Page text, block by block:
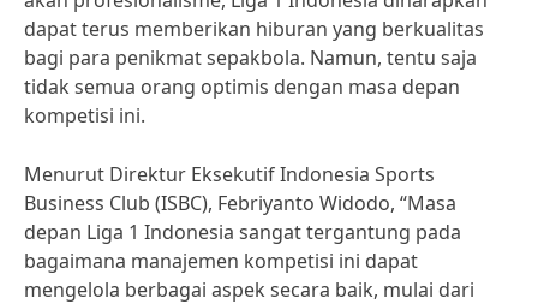
dapat terus memberikan hiburan yang berkualitas
bagi para penikmat sepakbola. Namun, tentu saja
tidak semua orang optimis dengan masa depan
kompetisi ini.
Menurut Direktur Eksekutif Indonesia Sports
Business Club (ISBC), Febriyanto Widodo, “Masa
depan Liga 1 Indonesia sangat tergantung pada
bagaimana manajemen kompetisi ini dapat
mengelola berbagai aspek secara baik, mulai dari